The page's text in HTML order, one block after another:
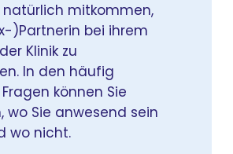
natürlich mitkommen,
)Partnerin bei ihrem
Klinik zu
In den häufig
können Sie
wo Sie anwesend sein
wo nicht.